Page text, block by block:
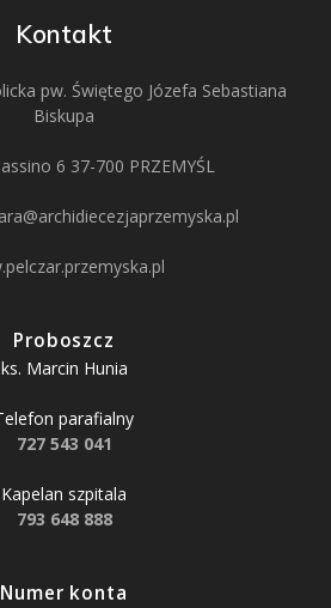
Kontakt
pw. Świętego Józefa Sebastiana
Biskupa
6 37-700 PRZEMYŚL
Proboszcz
ks. Marcin Hunia
parafialny
727 543 041
Kapelan szpitala
793 648 888
Numer konta